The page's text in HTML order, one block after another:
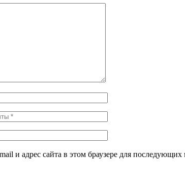
и адрес сайта в этом браузере для